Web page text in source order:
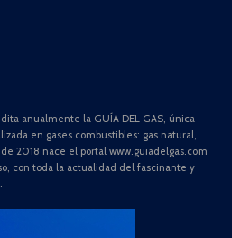
anualmente la GUÍA DEL GAS, única
en gases combustibles: gas natural,
2018 nace el portal www.guiadelgas.com
con toda la actualidad del fascinante y